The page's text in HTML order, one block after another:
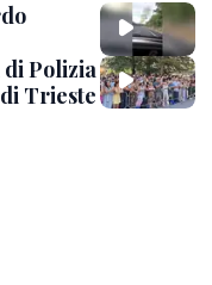
Polizia
Trieste